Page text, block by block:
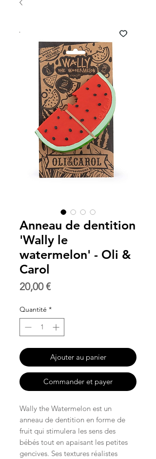
Anneau de dentition
'Wally le
watermelon' - Oli &
Carol
20,00 €Prix
Quantité *
Ajouter au panier
Commander et payer
Wally the Watermelon est un
anneau de dentition en forme de
fruit qui stimulera les sens des
bébés tout en apaisant les petites
gencives. Ses textures réalistes